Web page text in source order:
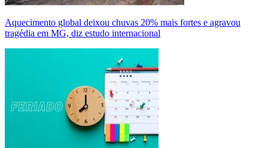
Aquecimento global deixou chuvas 20% mais fortes e agravou
tragédia em MG, diz estudo internacional